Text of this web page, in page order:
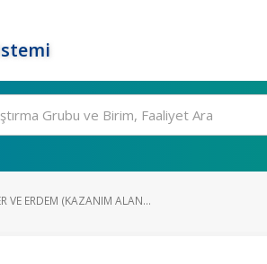
VE ERDEM (KAZANIM ALAN...